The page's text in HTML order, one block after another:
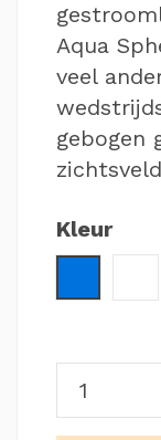
Aqua
veel
gebogen
Kleur